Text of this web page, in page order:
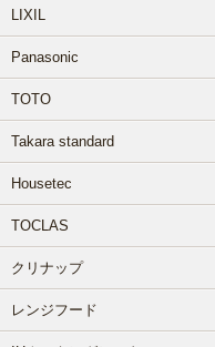
LIXIL
Panasonic
TOTO
Takara standard
Housetec
TOCLAS
クリナップ
レンジフード